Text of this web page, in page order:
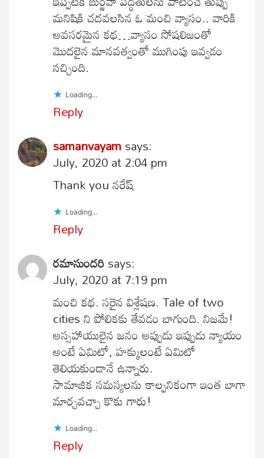
మనిషికి చదవలసిన ఓ మంచి వ్యాసం.. వారికి
అవసరమైన కథ…వ్యాసం సోషలిజంతో
మొదలైన మానవత్వంతో ముగింపు ఇవ్వడం
నచ్చింది.
Loading...
Reply
samanvayamsays:
July, 2020 at 2:04 pm
Thank you నరేష్
Loading...
Reply
రమాసుందరిsays:
July, 2020 at 7:19 pm
మంచి కథ. సరైన విశ్లేషణ. Tale of two
cities ని పోలికకు తేవడం బాగుంది. నిజమే!
అస్సహాయులైన జనం అప్పుడు ఇప్పుడు న్యాయం
అంటే ఏమిటో, హక్కులంటే ఏమిటో
తెలియకుండానే ఉన్నారు.
సామాజిక సమస్యలను కాల్పనికంగా ఇంత బాగా
మార్చవచ్చా కొకు గారు!
Loading...
Reply